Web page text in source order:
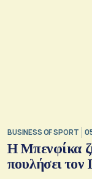
BUSINESS OF SPORT
Η Μπενφίκα
πουλήσει τον